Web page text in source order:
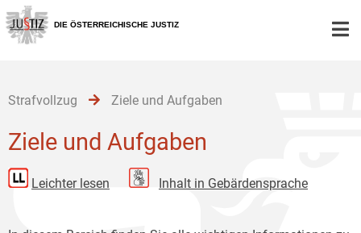
Zur
Hauptnavigation
[1]
Zum
Inhalt
[2]
Zum
Untermenü
[3]
DIE ÖSTERREICHISCHE JUSTIZ
Strafvollzug Ziele und Aufgaben
Ziele und Aufgaben
Leichter lesen Inhalt in Gebärdensprache